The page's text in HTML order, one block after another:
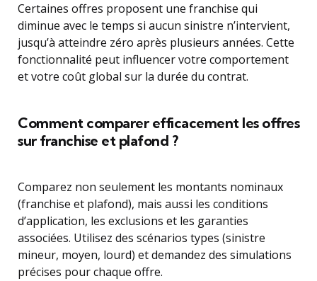
Certaines offres proposent une franchise qui
diminue avec le temps si aucun sinistre n’intervient,
jusqu’à atteindre zéro après plusieurs années. Cette
fonctionnalité peut influencer votre comportement
et votre coût global sur la durée du contrat.
Comment comparer efficacement les offres
sur franchise et plafond ?
Comparez non seulement les montants nominaux
(franchise et plafond), mais aussi les conditions
d’application, les exclusions et les garanties
associées. Utilisez des scénarios types (sinistre
mineur, moyen, lourd) et demandez des simulations
précises pour chaque offre.